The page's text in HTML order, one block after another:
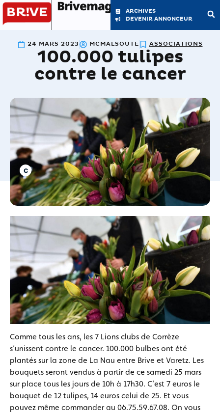
Brivemag'
ARCHIVES
DEVENIR ANNONCEUR
24 MARS 2023 MCMALSOUTE ASSOCIATIONS
100.000 tulipes
contre le cancer
Comme tous les ans, les 7 Lions clubs de Corrèze
s’unissent contre le cancer. 100.000 bulbes ont été
plantés sur la zone de La Nau entre Brive et Varetz. Les
bouquets seront vendus à partir de ce samedi 25 mars
sur place tous les jours de 10h à 17h30. C’est 7 euros le
bouquet de 12 tulipes, 14 euros celui de 25. Et vous
pouvez même commander au 06.75.59.67.08. On vous